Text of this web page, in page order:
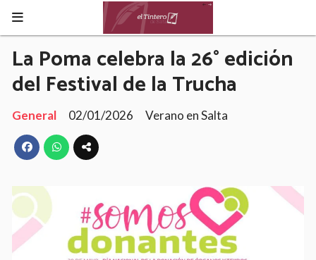
La Poma celebra la 26° edición
del Festival de la Trucha
General 02/01/2026 Verano en Salta